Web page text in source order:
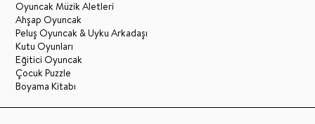
Oyuncak Müzik Aletleri
Ahşap Oyuncak
Peluş Oyuncak & Uyku Arkadaşı
Kutu Oyunları
Eğitici Oyuncak
Çocuk Puzzle
Boyama Kitabı